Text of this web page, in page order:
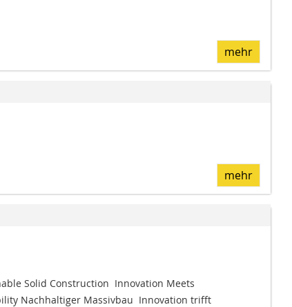
mehr
mehr
Solid Construction  Innovation Meets
Nachhaltiger Massivbau  Innovation trifft